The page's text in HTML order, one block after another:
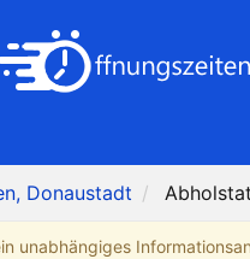
Donaustadt
unabhängiges